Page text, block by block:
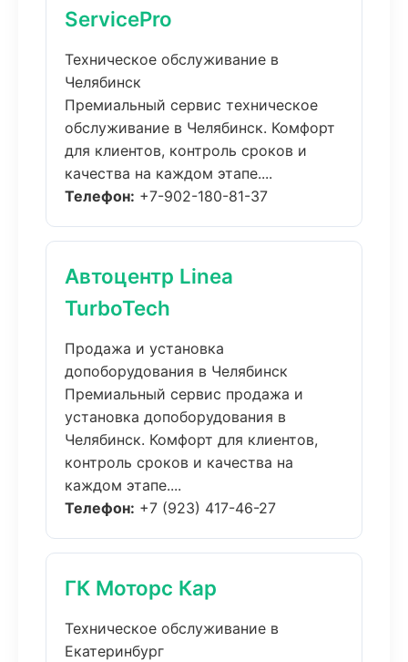
ServicePro
Техническое обслуживание в
Челябинск
Премиальный сервис техническое
обслуживание в Челябинск. Комфорт
для клиентов, контроль сроков и
качества на каждом этапе....
Телефон: +7-902-180-81-37
Автоцентр Linea
TurboTech
Продажа и установка
допоборудования в Челябинск
Премиальный сервис продажа и
установка допоборудования в
Челябинск. Комфорт для клиентов,
контроль сроков и качества на
каждом этапе....
Телефон: +7 (923) 417-46-27
ГК Моторс Кар
Техническое обслуживание в
Екатеринбург